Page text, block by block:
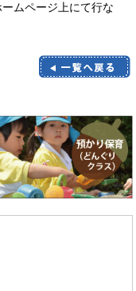
ムページ上にて行な